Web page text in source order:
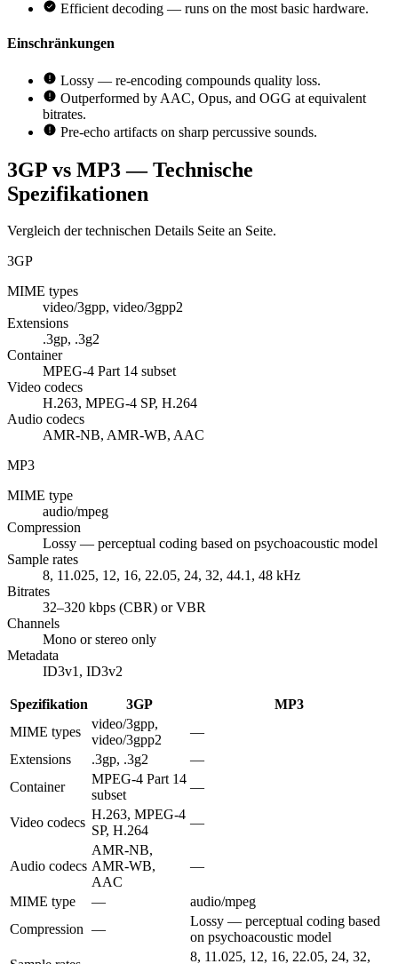
Efficient decoding — runs on the most basic hardware.
Einschränkungen
Lossy — re-encoding compounds quality loss.
Outperformed by AAC, Opus, and OGG at equivalent
bitrates.
Pre-echo artifacts on sharp percussive sounds.
3GP vs MP3 — Technische
Spezifikationen
Vergleich der technischen Details Seite an Seite.
3GP
MIME types
video/3gpp, video/3gpp2
Extensions
.3gp, .3g2
Container
MPEG-4 Part 14 subset
Video codecs
H.263, MPEG-4 SP, H.264
Audio codecs
AMR-NB, AMR-WB, AAC
MP3
MIME type
audio/mpeg
Compression
Lossy — perceptual coding based on psychoacoustic model
Sample rates
8, 11.025, 12, 16, 22.05, 24, 32, 44.1, 48 kHz
Bitrates
32–320 kbps (CBR) or VBR
Channels
Mono or stereo only
Metadata
ID3v1, ID3v2
Spezifikation 3GP
MP3
MIME types
video/3gpp,
video/3gpp2
—
Extensions
.3gp, .3g2
—
Container
MPEG-4 Part 14
subset
—
Video codecs
H.263, MPEG-4
SP, H.264
—
Audio codecs
AMR-NB,
AMR-WB,
AAC
—
MIME type —
audio/mpeg
Compression —
Lossy — perceptual coding based
on psychoacoustic model
8, 11.025, 12, 16, 22.05, 24, 32,